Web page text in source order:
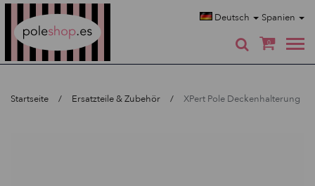
Deutsch Spanien
0
Startseite Ersatzteile & Zubehör XPert Pole Deckenhalterung